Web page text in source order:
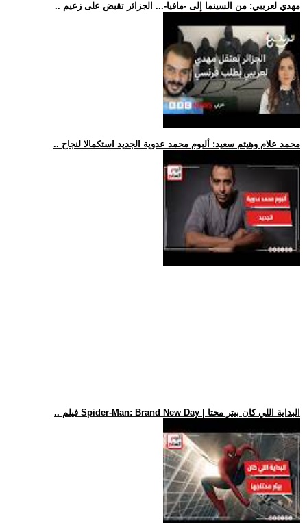
.. مهدي لعريبي: من السينما إلى -مافيا-... الجزائر تقبض على زعيم
.. محمد علام وهيثم سعيد: ألبوم محمد عدوية الجديد استكمالا لنجاح
.. فيلم Spider-Man: Brand New Day | البداية اللي كان بيتر محتا